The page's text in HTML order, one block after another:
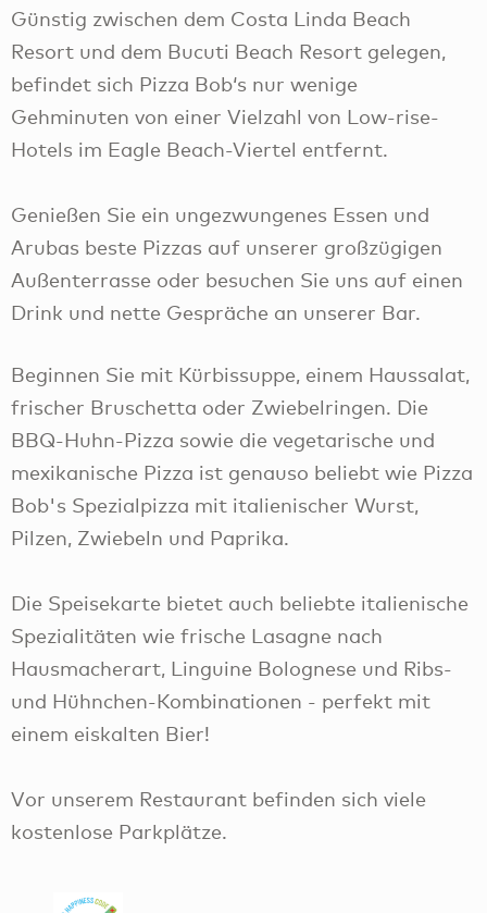
Günstig zwischen dem Costa Linda Beach
Resort und dem Bucuti Beach Resort gelegen,
befindet sich Pizza Bob‘s nur wenige
Gehminuten von einer Vielzahl von Low-rise-
Hotels im Eagle Beach-Viertel entfernt.
Genießen Sie ein ungezwungenes Essen und
Arubas beste Pizzas auf unserer großzügigen
Außenterrasse oder besuchen Sie uns auf einen
Drink und nette Gespräche an unserer Bar.
Beginnen Sie mit Kürbissuppe, einem Haussalat,
frischer Bruschetta oder Zwiebelringen. Die
BBQ-Huhn-Pizza sowie die vegetarische und
mexikanische Pizza ist genauso beliebt wie Pizza
Bob's Spezialpizza mit italienischer Wurst,
Pilzen, Zwiebeln und Paprika.
Die Speisekarte bietet auch beliebte italienische
Spezialitäten wie frische Lasagne nach
Hausmacherart, Linguine Bolognese und Ribs-
und Hühnchen-Kombinationen - perfekt mit
einem eiskalten Bier!
Vor unserem Restaurant befinden sich viele
kostenlose Parkplätze.